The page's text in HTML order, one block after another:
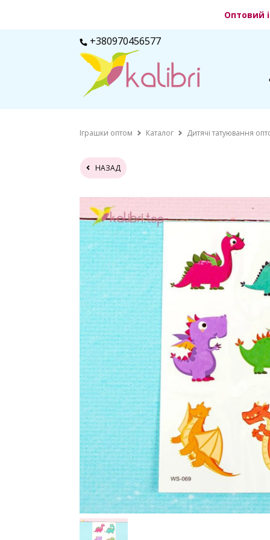
Оптовий
+380970456577
Іграшки оптом Каталог Дитячі татуювання
НАЗАД